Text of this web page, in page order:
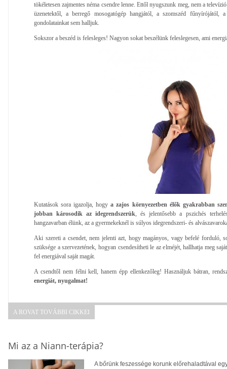
tökéletesen zajmentes néma csendre lenne. Ettől nyugszunk meg, nem a
üzenetektől, a berregő mosogatógép hangjától, a szomszéd fűnyírójától,
gondolatainkat sem halljuk.
Sokszor a beszéd is felesleges! Nagyon sokat beszélünk feleslegesen, ami
Kutatások sora igazolja, hogya zajos környezetben élők gyakrabban
jobban károsodik az idegrendszerük , és jelentősebb a pszichés
hangzavarban élünk, az a gyermekeknél is súlyos idegrendszeri- és
Aki szereti a csendet, nem jelenti azt, hogy magányos, vagy befelé forduló,
szüksége a szervezetének, hogyan csendesítheti le az elméjét, hallhatja meg
fel energiával saját magát.
A csendtől nem félni kell, hanem épp ellenkezőleg! Használjuk bátran,
energiát, nyugalmat!
A ROVAT TOVÁBBI CIKKEI
Mi az a Niann-terápia?
A bőrünk feszessége korunk előrehaladtával